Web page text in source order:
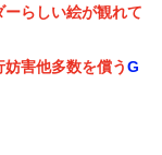
らしい絵が観れて
害他多数を償うG